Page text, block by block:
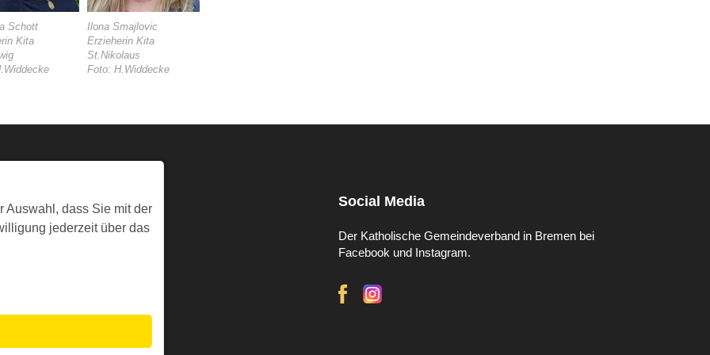
Schott
Kita
Ilona Smajlovic
Erzieherin Kita
St.Nikolaus
Foto: H.Widdecke
Presse & Info
Pressestelle
Social Media
Der Katholische Gemeindeverband in Bremen bei
Facebook und Instagram.
Auswahl, dass Sie mit der
jederzeit über das